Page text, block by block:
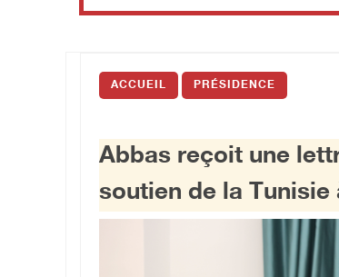
ACCUEIL PRÉSIDENCE
Abbas reçoit une
soutien de la Tunisie